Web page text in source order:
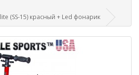
(SS-15) красный + Led фонарик